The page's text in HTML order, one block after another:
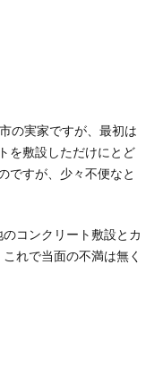
の実家ですが、最初は
を敷設しただけにとど
ですが、少々不便なと
コンクリート敷設とカ
れで当面の不満は無く